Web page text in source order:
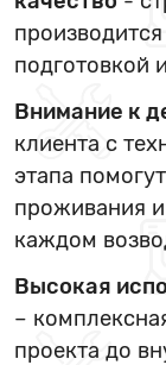
подготовкой
Внимание к
клиента с
этапа
проживания
каждом
Высокая
–
проекта до